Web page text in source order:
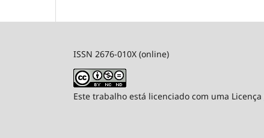
ISSN 2676-010X (online)
Este trabalho está licenciado com uma Licença